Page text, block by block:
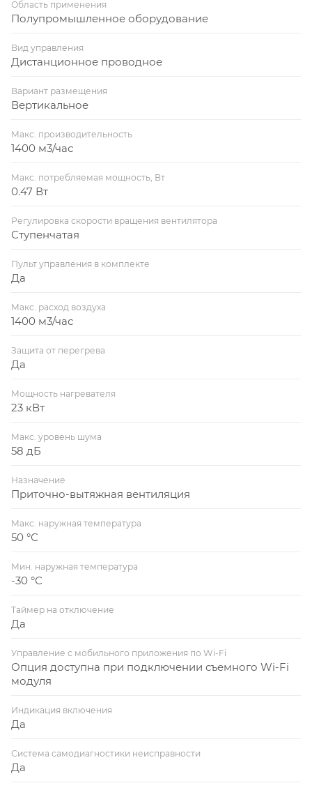
Область применения
Полупромышленное оборудование
Вид управления
Дистанционное проводное
Вариант размещения
Вертикальное
Макс. производительность
1400 м3/час
Макс. потребляемая мощность, Вт
0.47 Вт
Регулировка скорости вращения вентилятора
Ступенчатая
Пульт управления в комплекте
Да
Макс. расход воздуха
1400 м3/час
Защита от перегрева
Да
Мощность нагревателя
23 кВт
Макс. уровень шума
58 дБ
Назначение
Приточно-вытяжная вентиляция
Макс. наружная температура
50 °С
Мин. наружная температура
-30 °С
Таймер на отключение
Да
Управление c мобильного приложения по Wi-Fi
Опция доступна при подключении съемного Wi-Fi
модуля
Индикация включения
Да
Система самодиагностики неисправности
Да